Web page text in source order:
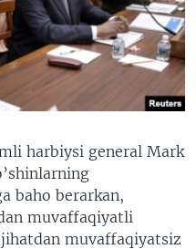
harbiysi general Mark
baho berarkan,
muvaffaqiyatli
muvaffaqiyatsiz